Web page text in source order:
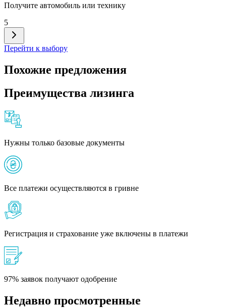
Получите автомобиль или технику
5
Перейти к выбору
Похожие предложения
Преимущества лизинга
Нужны только базовые документы
Все платежи осуществляются в гривне
Регистрация и страхование уже включены в платежи
97% заявок получают одобрение
Недавно просмотренные